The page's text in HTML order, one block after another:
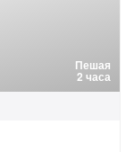
Пешая
2 часа